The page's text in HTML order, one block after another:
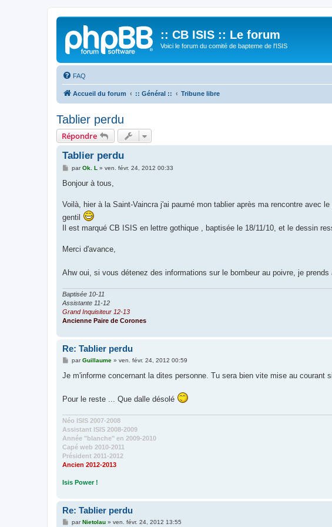
:: CB ISIS :: Le forum
Voici le forum du comité de bapteme de l'ISIS
FAQ
Accueil du forum :: Général :: Tribune libre
Tablier perdu
Répondre
Tablier perdu
M
s
g
parOk. L » ven. févr. 24, 2012 00:33
Bonjour à tous,
Voilà, hier à la Saint-Vaincra j'ai paumé mon tablier après ma rencontre avec
gentil
Il est marqué CB ISIS en lettre gothique , baptisée le 18/11/10, et le dessin
Merci d'avance,
Ahw oui, si vous détenez des informations sur le bombeur au poivre, je prends
Baptisée 10-11
Assistante 11-12
Grand Inquisiteur 12-13
Ancienne Paire de Corones
Re: Tablier perdu
M
s
e
parGuillaume» ven. févr. 24, 2012 00:59
Je m'informe concernant la dites personne. Tu sera bien vite mise au courant
Pour le reste ... Que dalle désolé
Néo ISIS 2007-2008
Assistant ISIS 2008-2009
Année "blanche" en 2009-2010
Capé web 2010-2011
Président 2011-2012
Ancien 2012-2013
Isis Power !
Re: Tablier perdu
MparNietolau» ven. févr. 24, 2012 13:55